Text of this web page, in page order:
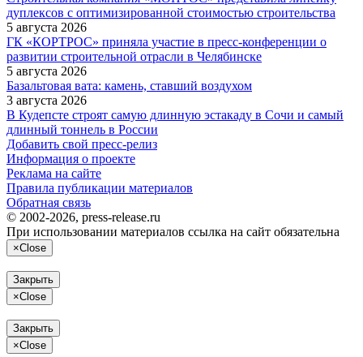
дуплексов с оптимизированной стоимостью строительства
5 августа 2026
ГК «КОРТРОС» приняла участие в пресс‑конференции о
развитии строительной отрасли в Челябинске
5 августа 2026
Базальтовая вата: камень, ставший воздухом
3 августа 2026
В Кудепсте строят самую длинную эстакаду в Сочи и самый
длинный тоннель в России
Добавить свой пресс-релиз
Информация о проекте
Реклама на сайте
Правила публикации материалов
Обратная связь
© 2002-2026, press-release.ru
При использовании материалов ссылка на сайт обязательна
×Close
Закрыть
×Close
Закрыть
×Close